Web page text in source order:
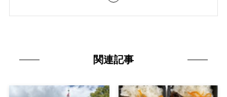
関連記事